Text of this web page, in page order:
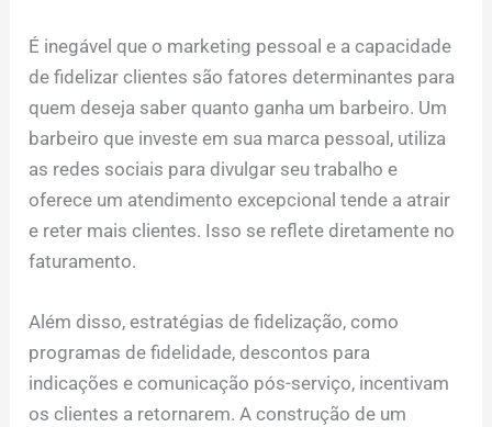
É inegável que o marketing pessoal e a capacidade
de fidelizar clientes são fatores determinantes para
quem deseja saber quanto ganha um barbeiro. Um
barbeiro que investe em sua marca pessoal, utiliza
as redes sociais para divulgar seu trabalho e
oferece um atendimento excepcional tende a atrair
e reter mais clientes. Isso se reflete diretamente no
faturamento.
Além disso, estratégias de fidelização, como
programas de fidelidade, descontos para
indicações e comunicação pós-serviço, incentivam
os clientes a retornarem. A construção de um